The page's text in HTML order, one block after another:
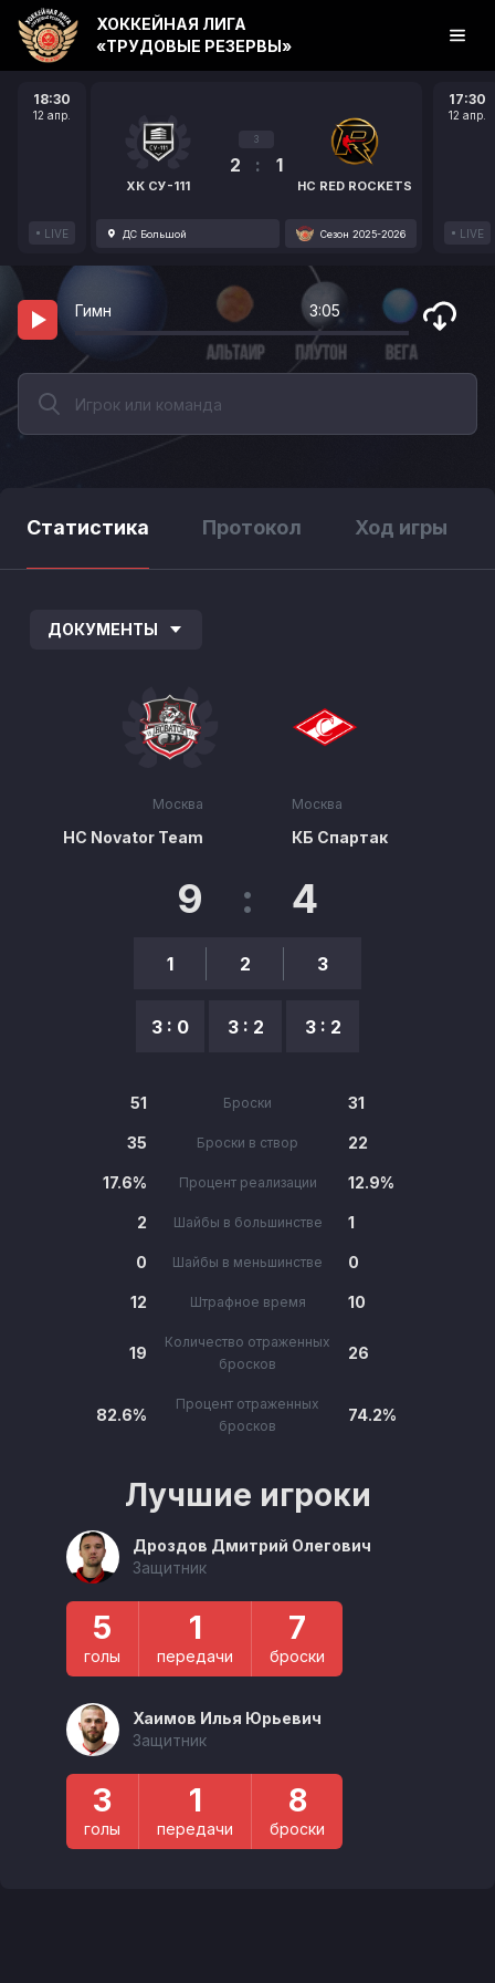
18:30
12 апр.
LIVE
ХК СУ-111
3
2 : 1
HC RED ROCKETS
ДС Большой Сезон 2025-2026
17:30
12 апр.
LIVE
ХОККЕЙНАЯ ЛИГА
«ТРУДОВЫЕ РЕЗЕРВЫ»
Гимн 3:05
Статистика Протокол Ход игры
ДОКУМЕНТЫ
Москва
HC Novator Team
9 : 4
1
3 : 0
2
3 : 2
3
3 : 2
Москва
КБ Спартак
51 Броски 31
35 Броски в створ 22
17.6% Процент реализации 12.9%
2 Шайбы в большинстве 1
0 Шайбы в меньшинстве 0
12 Штрафное время 10
19
Количество отраженных
бросков
26
82.6%
Процент отраженных
бросков
74.2%
Лучшие игроки
Дроздов Дмитрий Олегович
Защитник
5
голы
1
передачи
7
броски
Хаимов Илья Юрьевич
Защитник
3
голы
1
передачи
8
броски